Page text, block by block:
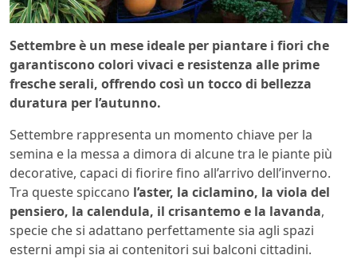
Settembre è un mese ideale per piantare i fiori che
garantiscono colori vivaci e resistenza alle prime
fresche serali, offrendo così un tocco di bellezza
duratura per l’autunno.
Settembre rappresenta un momento chiave per la
semina e la messa a dimora di alcune tra le piante più
decorative, capaci di fiorire fino all’arrivo dell’inverno.
Tra queste spiccano l’aster, la ciclamino, la viola del
pensiero, la calendula, il crisantemo e la lavanda,
specie che si adattano perfettamente sia agli spazi
esterni ampi sia ai contenitori sui balconi cittadini.